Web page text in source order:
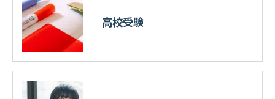
高校受験